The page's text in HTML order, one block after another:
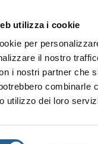
utilizza i cookie
per
il nostro
i nostri partner che
combinarle
utilizzo dei loro
servizi